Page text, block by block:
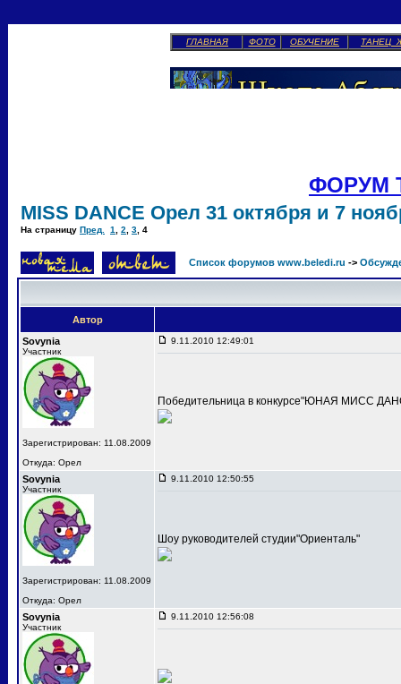
ГЛАВНАЯ ФОТО ОБУЧЕНИЕ ТАНЕЦ
ФОРУМ
MISS DANCE Орел 31 октября и 7
На страницу Пред. 1 2 3 4
Список форумов www.beledi.ru ->
Автор
Sovynia
Участник
Зарегистрирован: 11.08.2009
Откуда: Орел
9.11.2010 12:49:01
Победительница в конкурсе"ЮНАЯ МИСС
Sovynia
Участник
Зарегистрирован: 11.08.2009
Откуда: Орел
9.11.2010 12:50:55
Шоу руководителей студии"Ориенталь"
Sovynia
Участник
9.11.2010 12:56:08